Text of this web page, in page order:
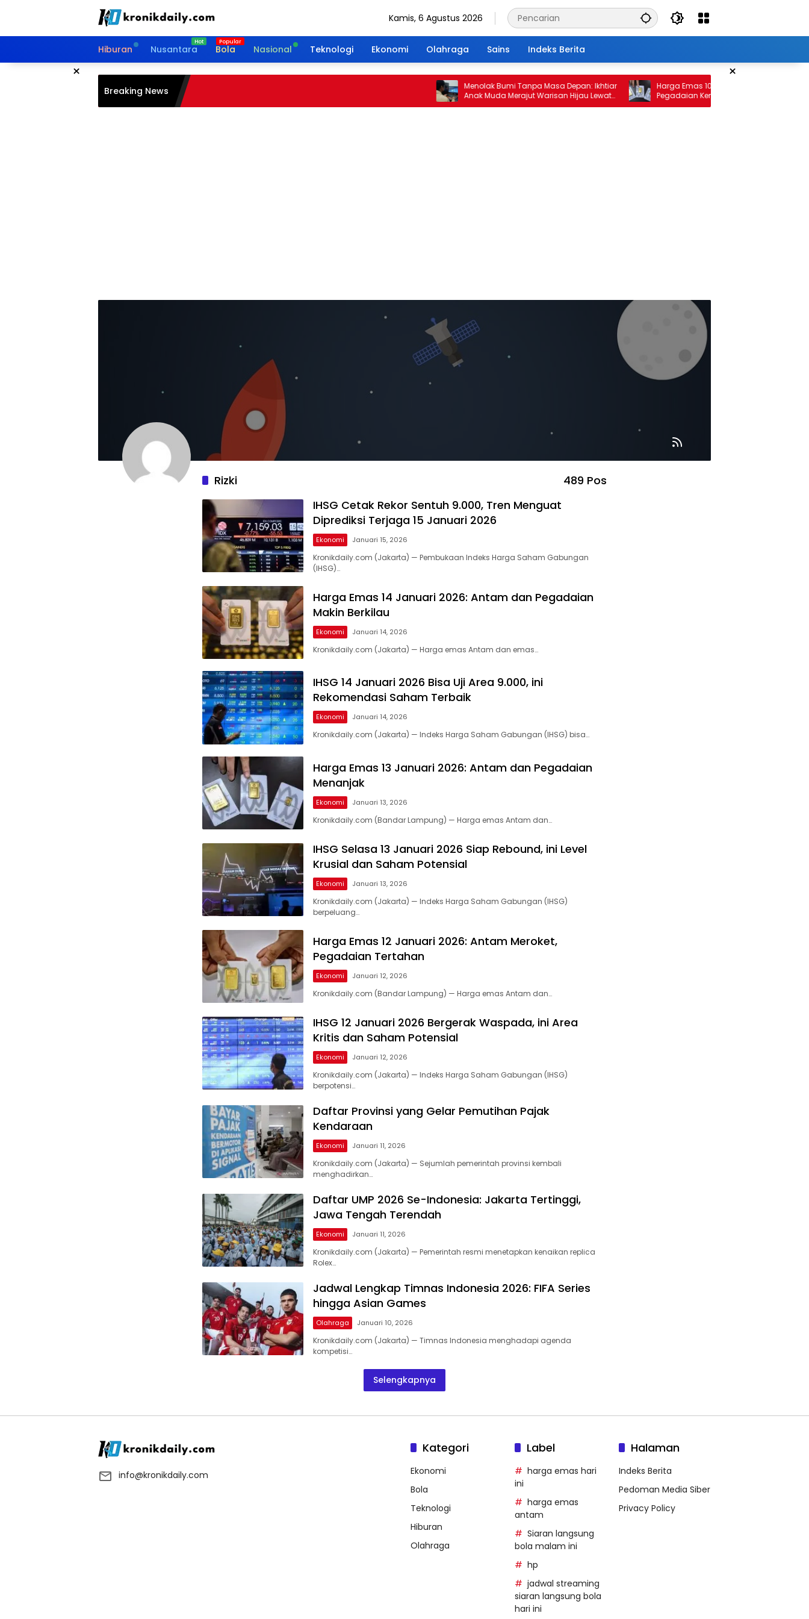
Kamis, 6 Agustus 2026
Hiburan Nusantara Bola Nasional Teknologi Ekonomi Olahraga Sains Indeks Berita
× ×
Breaking News
Menolak Bumi Tanpa Masa Depan: Ikhtiar
Anak Muda Merajut Warisan Hijau Lewat
Portal Waktu
Harga Emas 10 Februari 2026: Antam dan
Pegadaian Kembali Melonjak
Rizki
489 Pos
IHSG Cetak Rekor Sentuh 9.000, Tren Menguat
Diprediksi Terjaga 15 Januari 2026
Ekonomi Januari 15, 2026
Kronikdaily.com (Jakarta) — Pembukaan Indeks Harga Saham Gabungan
(IHSG)…
Harga Emas 14 Januari 2026: Antam dan Pegadaian
Makin Berkilau
Ekonomi Januari 14, 2026
Kronikdaily.com (Jakarta) — Harga emas Antam dan emas…
IHSG 14 Januari 2026 Bisa Uji Area 9.000, ini
Rekomendasi Saham Terbaik
Ekonomi Januari 14, 2026
Kronikdaily.com (Jakarta) — Indeks Harga Saham Gabungan (IHSG) bisa…
Harga Emas 13 Januari 2026: Antam dan Pegadaian
Menanjak
Ekonomi Januari 13, 2026
Kronikdaily.com (Bandar Lampung) — Harga emas Antam dan…
IHSG Selasa 13 Januari 2026 Siap Rebound, ini Level
Krusial dan Saham Potensial
Ekonomi Januari 13, 2026
Kronikdaily.com (Jakarta) — Indeks Harga Saham Gabungan (IHSG)
berpeluang…
Harga Emas 12 Januari 2026: Antam Meroket,
Pegadaian Tertahan
Ekonomi Januari 12, 2026
Kronikdaily.com (Bandar Lampung) — Harga emas Antam dan…
IHSG 12 Januari 2026 Bergerak Waspada, ini Area
Kritis dan Saham Potensial
Ekonomi Januari 12, 2026
Kronikdaily.com (Jakarta) — Indeks Harga Saham Gabungan (IHSG)
berpotensi…
Daftar Provinsi yang Gelar Pemutihan Pajak
Kendaraan
Ekonomi Januari 11, 2026
Kronikdaily.com (Jakarta) — Sejumlah pemerintah provinsi kembali
menghadirkan…
Daftar UMP 2026 Se-Indonesia: Jakarta Tertinggi,
Jawa Tengah Terendah
Ekonomi Januari 11, 2026
Kronikdaily.com (Jakarta) — Pemerintah resmi menetapkan kenaikan replica
Rolex…
Jadwal Lengkap Timnas Indonesia 2026: FIFA Series
hingga Asian Games
Olahraga Januari 10, 2026
Kronikdaily.com (Jakarta) — Timnas Indonesia menghadapi agenda
kompetisi…
Selengkapnya
info@kronikdaily.com
Kategori
Ekonomi
Bola
Teknologi
Hiburan
Olahraga
Label
harga emas hari
ini
harga emas
antam
Siaran langsung
bola malam ini
hp
jadwal streaming
siaran langsung bola
hari ini
Halaman
Indeks Berita
Pedoman Media Siber
Privacy Policy